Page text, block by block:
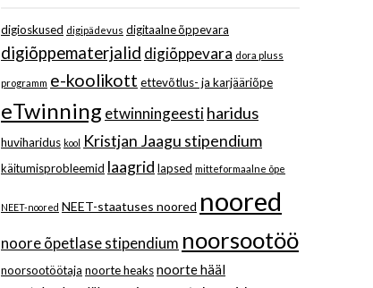
digioskused digipädevus digitaalne õppevara
digiõppematerjalid digiõppevara dora pluss
programm e-koolikott ettevõtlus- ja karjääriõpe
eTwinning etwinningeestiharidus
huviharidus kool Kristjan Jaagu stipendium
käitumisprobleemid laagrid lapsed mitteformaalne õpe
NEET-noored NEET-staatuses noored noored
noore õpetlase stipendium noorsootöö
noorsootöötaja noorte heaksnoorte hääl